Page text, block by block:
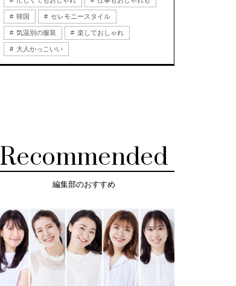
韓国 セレモニースタイル
気温別の服装 楽しておしゃれ
大人かっこいい
Recommended
編集部のおすすめ